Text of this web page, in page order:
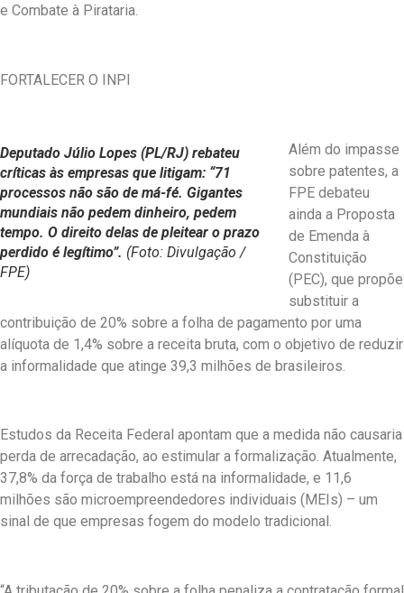
e Combate à Pirataria.
FORTALECER O INPI
Deputado Júlio Lopes (PL/RJ) rebateu
críticas às empresas que litigam: “71
processos não são de má-fé. Gigantes
mundiais não pedem dinheiro, pedem
tempo. O direito delas de pleitear o prazo
perdido é legítimo”. (Foto: Divulgação /
FPE)
Além do impasse
sobre patentes, a
FPE debateu
ainda a Proposta
de Emenda à
Constituição
(PEC), que propõe
substituir a
contribuição de 20% sobre a folha de pagamento por uma
alíquota de 1,4% sobre a receita bruta, com o objetivo de reduzir
a informalidade que atinge 39,3 milhões de brasileiros.
Estudos da Receita Federal apontam que a medida não causaria
perda de arrecadação, ao estimular a formalização. Atualmente,
37,8% da força de trabalho está na informalidade, e 11,6
milhões são microempreendedores individuais (MEIs) – um
sinal de que empresas fogem do modelo tradicional.